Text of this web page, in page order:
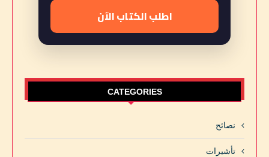
اطلب الكتاب الآن
CATEGORIES
نصائح
تأشيرات